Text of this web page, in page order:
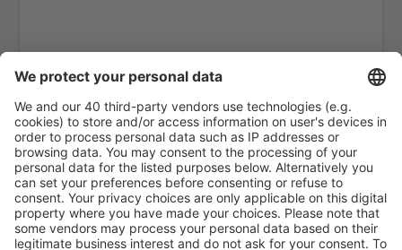
Totegegie Airport (GMR)
Tubuai (TUB)
Tureia Airport (ZTA)
Ua Huka Airport (UAH)
Flughafen Ua Pou (UAP)